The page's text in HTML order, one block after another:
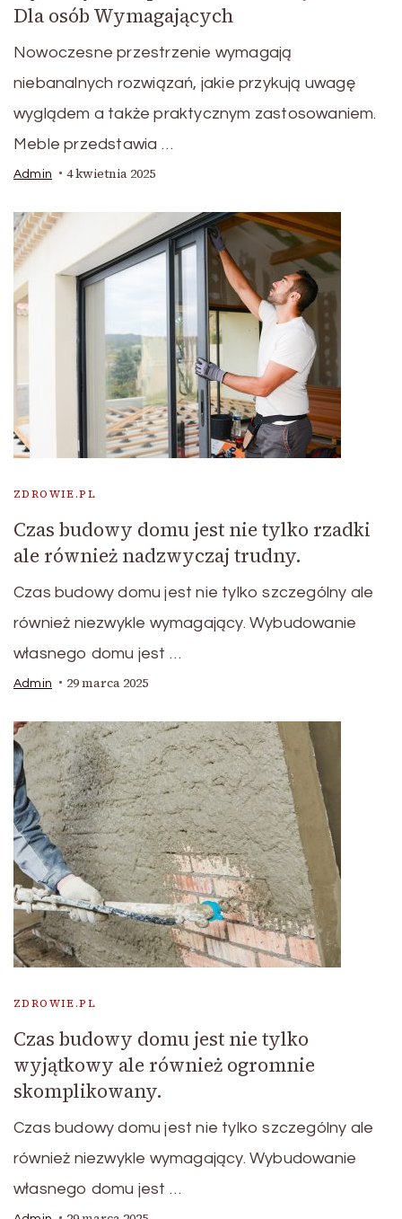
Dla osób Wymagających
Nowoczesne przestrzenie wymagają
niebanalnych rozwiązań, jakie przykują uwagę
wyglądem a także praktycznym zastosowaniem.
Meble przedstawia …
Admin 4 kwietnia 2025
ZDROWIE.PL
Czas budowy domu jest nie tylko rzadki
ale również nadzwyczaj trudny.
Czas budowy domu jest nie tylko szczególny ale
również niezwykle wymagający. Wybudowanie
własnego domu jest …
Admin 29 marca 2025
ZDROWIE.PL
Czas budowy domu jest nie tylko
wyjątkowy ale również ogromnie
skomplikowany.
Czas budowy domu jest nie tylko szczególny ale
również niezwykle wymagający. Wybudowanie
własnego domu jest …